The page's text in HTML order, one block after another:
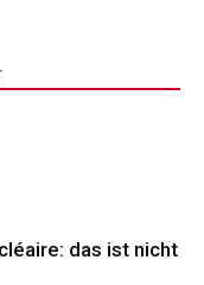
das ist nicht